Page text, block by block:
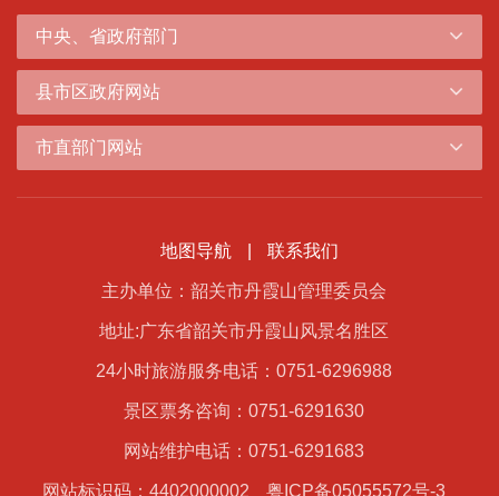
中央、省政府部门
县市区政府网站
市直部门网站
地图导航 联系我们
主办单位：韶关市丹霞山管理委员会
地址:广东省韶关市丹霞山风景名胜区
24小时旅游服务电话：0751-6296988
景区票务咨询：0751-6291630
网站维护电话：0751-6291683
网站标识码：4402000002 粤ICP备05055572号-3